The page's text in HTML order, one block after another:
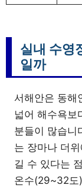
실내 수영
일까
서해안은 동해
넓어 해수욕보
분들이 많습니
는 장마나 더
길 수 있다는
온수(29~32도